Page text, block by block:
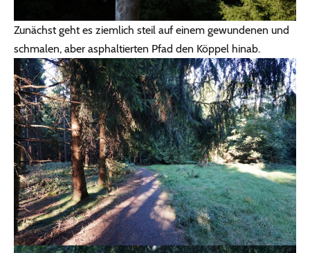
Zunächst geht es ziemlich steil auf einem gewundenen und
schmalen, aber asphaltierten Pfad den Köppel hinab.